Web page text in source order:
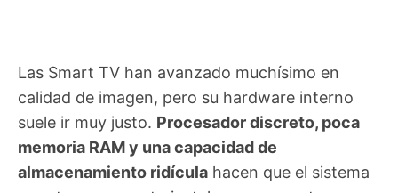
Las Smart TV han avanzado muchísimo en
calidad de imagen, pero su hardware interno
suele ir muy justo. Procesador discreto, poca
memoria RAM y una capacidad de
almacenamiento ridícula hacen que el sistema